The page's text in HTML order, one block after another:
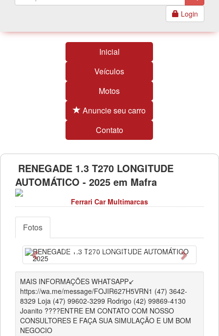
Login
Inicial
Veículos
Motos
Anuncie seu carro
Contato
RENEGADE 1.3 T270 LONGITUDE
AUTOMÁTICO - 2025 em Mafra
Ferrari Car Multimarcas
Fotos
Anterior Próximo
MAIS INFORMAÇÕES WHATSAPP↙️
https://wa.me/message/FOJIR627H5VRN1 (47) 3642-
8329 Loja (47) 99602-3299 Rodrigo (42) 99869-4130
Joanito ????ENTRE EM CONTATO COM NOSSO
CONSULTORES E FAÇA SUA SIMULAÇÃO E UM BOM
NEGOCIO